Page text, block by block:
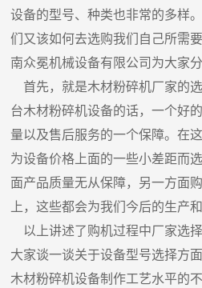
设备的型号、种类也非常的多样
们又该如何去选购我们自己所需
南众冕机械设备有限公司为大家
首先，就是木材粉碎机厂家的
台木材粉碎机设备的话，一个好
量以及售后服务的一个保障。在
为设备价格上面的一些小差距而
面产品质量无从保障，另一方面
上，这些都会为我们今后的生产
以上讲述了购机过程中厂家选
大家谈一谈关于设备型号选择方
木材粉碎机设备制作工艺水平的